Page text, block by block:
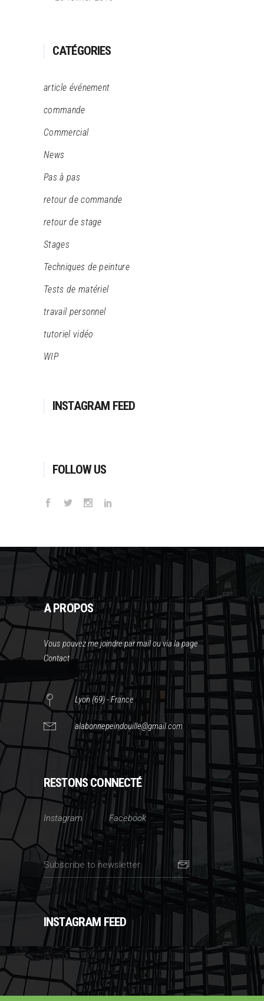
CATÉGORIES
article événement
commande
Commercial
News
Pas à pas
retour de commande
retour de stage
Stages
Techniques de peinture
Tests de matériel
travail personnel
tutoriel vidéo
WIP
INSTAGRAM FEED
FOLLOW US
A PROPOS
Vous pouvez me joindre par mail ou via la page
Contact
Lyon (69) - France
alabonnepeindouille@gmail.com
RESTONS CONNECTÉ
Instagram Facebook
INSTAGRAM FEED